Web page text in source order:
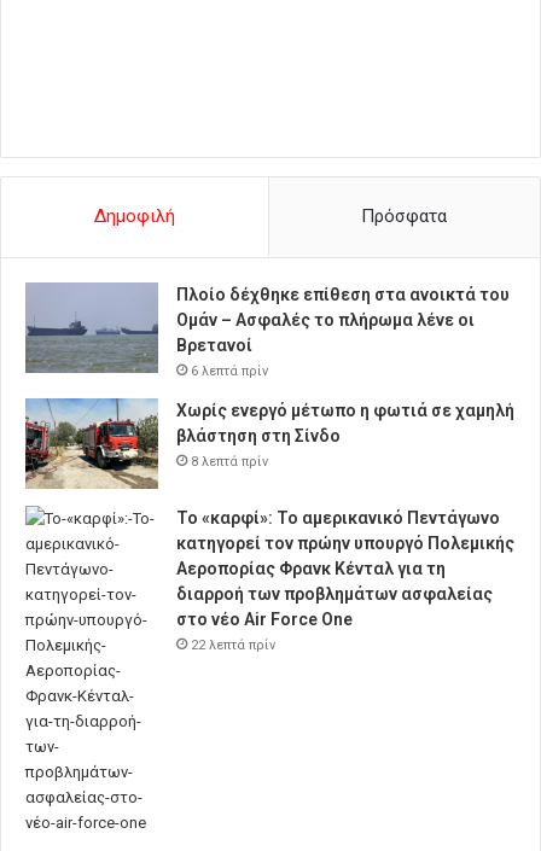
Δημοφιλή Πρόσφατα
Πλοίο δέχθηκε επίθεση στα ανοικτά του
Ομάν – Ασφαλές το πλήρωμα λένε οι
Βρετανοί
6 λεπτά πρίν
Χωρίς ενεργό μέτωπο η φωτιά σε χαμηλή
βλάστηση στη Σίνδο
8 λεπτά πρίν
Το «καρφί»: Το αμερικανικό Πεντάγωνο
κατηγορεί τον πρώην υπουργό Πολεμικής
Αεροπορίας Φρανκ Κένταλ για τη
διαρροή των προβλημάτων ασφαλείας
στο νέο Air Force One
22 λεπτά πρίν